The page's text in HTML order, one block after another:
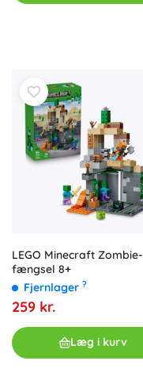
LEGO Minecraft Zombie-
fængsel 8+
Fjernlager ?
259 kr.
Læg i kurv